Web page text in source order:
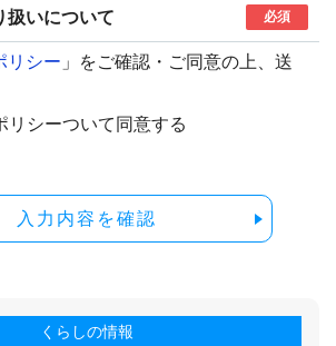
扱いについて 必須
リシー 」をご確認・ご同意の上、送
リシーついて同意する
入力内容を確認
くらしの情報